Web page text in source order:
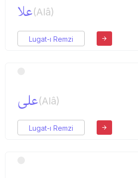
علا(Alâ)
Lugat-ı Remzi
علی(Alâ)
Lugat-ı Remzi